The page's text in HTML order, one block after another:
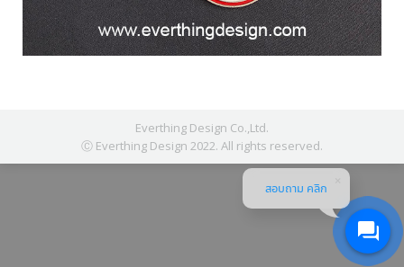
Everthing Design Co.,Ltd.
Ⓒ Everthing Design 2022. All rights reserved.
สอบถาม คลิก